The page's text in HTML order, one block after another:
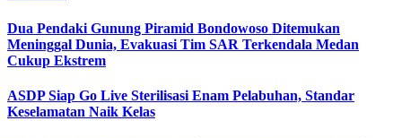
Dua Pendaki Gunung Piramid Bondowoso Ditemukan
Meninggal Dunia, Evakuasi Tim SAR Terkendala Medan
Cukup Ekstrem
ASDP Siap Go Live Sterilisasi Enam Pelabuhan, Standar
Keselamatan Naik Kelas